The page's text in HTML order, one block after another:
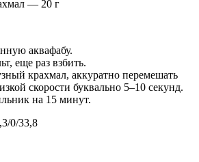
— 20 г
аквафабу.
еще раз взбить.
крахмал, аккуратно перемешать
скорости буквально 5–10 секунд.
на 15 минут.
0/33,8